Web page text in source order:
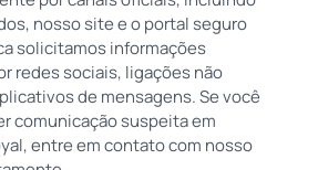
nosso site e o portal seguro
solicitamos informações
redes sociais, ligações não
de mensagens. Se você
comunicação suspeita em
entre em contato com nosso